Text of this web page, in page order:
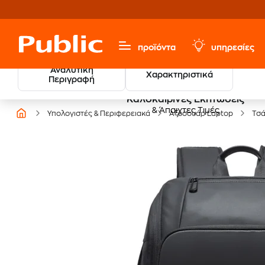
προϊόντα υπηρεσίες
Αναλυτική
Περιγραφή
Χαρακτηριστικά
Καλοκαιρινές Εκπτώσεις
& Άπαιχτες Τιμές
Υπολογιστές & Περιφερειακά Αξεσουάρ Laptop